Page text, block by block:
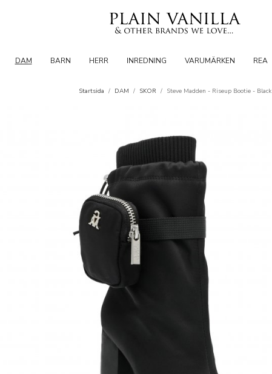
DAM BARN HERR INREDNING VARUMÄRKEN REA
Startsida / DAM / SKOR / Steve Madden - Riseup Bootie - Black